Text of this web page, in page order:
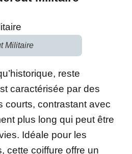
Militaire
reste
caractérisée par des
courts, contrastant avec
plus long qui peut être
Idéale pour les
cette coiffure offre un